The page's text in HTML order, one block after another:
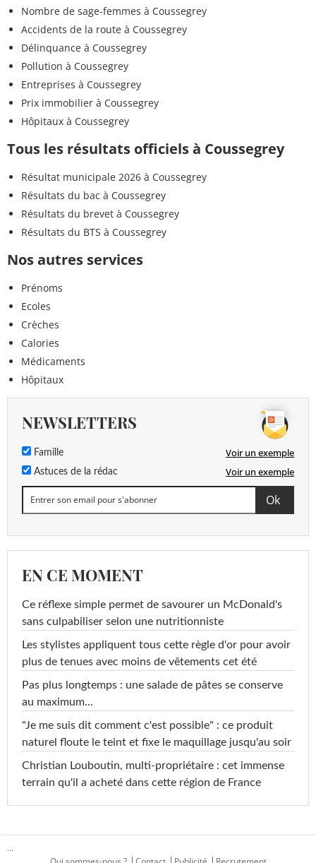
Nombre de sage-femmes à Coussegrey
Accidents de la route à Coussegrey
Délinquance à Coussegrey
Pollution à Coussegrey
Entreprises à Coussegrey
Prix immobilier à Coussegrey
Hôpitaux à Coussegrey
Tous les résultats officiels à Coussegrey
Résultat municipale 2026 à Coussegrey
Résultats du bac à Coussegrey
Résultats du brevet à Coussegrey
Résultats du BTS à Coussegrey
Nos autres services
Prénoms
Ecoles
Crèches
Calories
Médicaments
Hôpitaux
NEWSLETTERS
Famille Voir un exemple
Astuces de la rédac Voir un exemple
EN CE MOMENT
Ce réflexe simple permet de savourer un McDonald's
sans culpabiliser selon une nutritionniste
Les stylistes appliquent tous cette règle d'or pour avoir
plus de tenues avec moins de vêtements cet été
Pas plus longtemps : une salade de pâtes se conserve
au maximum...
"Je me suis dit comment c'est possible" : ce produit
naturel floute le teint et fixe le maquillage jusqu'au soir
Christian Louboutin, multi-propriétaire : cet immense
terrain qu'il a acheté dans cette région de France
...